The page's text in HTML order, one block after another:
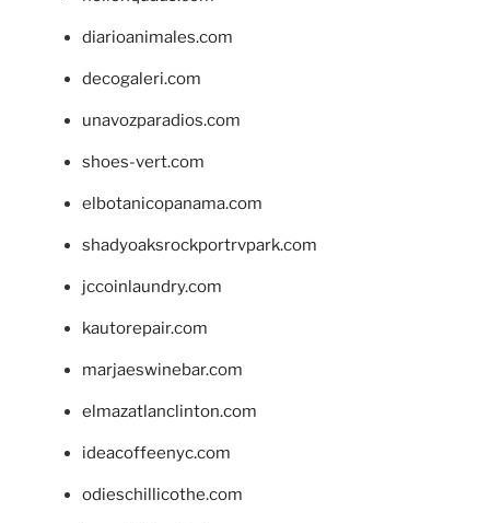
diarioanimales.com
decogaleri.com
unavozparadios.com
shoes-vert.com
elbotanicopanama.com
shadyoaksrockportrvpark.com
jccoinlaundry.com
kautorepair.com
marjaeswinebar.com
elmazatlanclinton.com
ideacoffeenyc.com
odieschillicothe.com